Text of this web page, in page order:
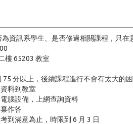
資訊系學生、是否修過相關課程，只在
樓 65203 教室
75 分以上，後續課程進行不會有太大的
料到教室
腦設備，上網查詢資料
作答
到滿意為止，時限到 6 月 3 日